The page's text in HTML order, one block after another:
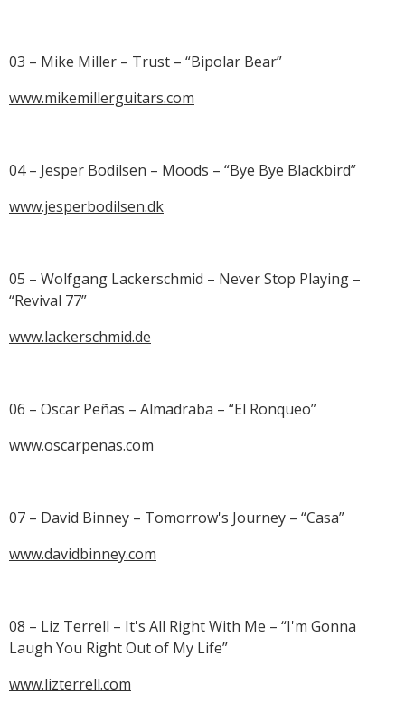
03 – Mike Miller – Trust – “Bipolar Bear”
www.mikemillerguitars.com
04 – Jesper Bodilsen – Moods – “Bye Bye Blackbird”
www.jesperbodilsen.dk
05 – Wolfgang Lackerschmid – Never Stop Playing –
“Revival 77”
www.lackerschmid.de
06 – Oscar Peñas – Almadraba – “El Ronqueo”
www.oscarpenas.com
07 – David Binney – Tomorrow's Journey – “Casa”
www.davidbinney.com
08 – Liz Terrell – It's All Right With Me – “I'm Gonna
Laugh You Right Out of My Life”
www.lizterrell.com